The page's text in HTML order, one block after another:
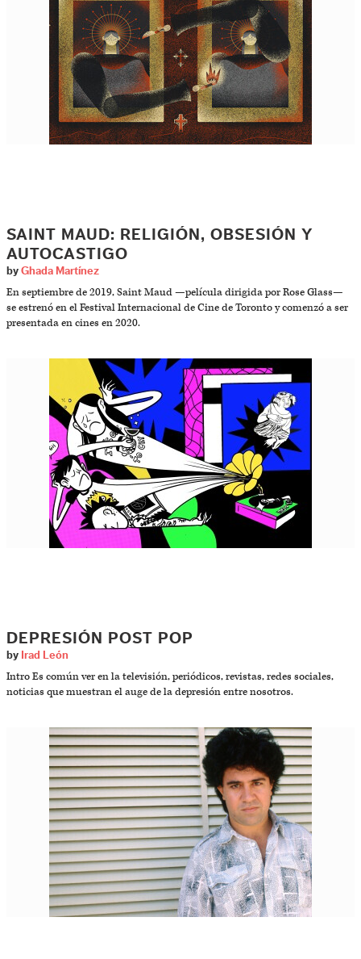
SAINT MAUD: RELIGIÓN, OBSESIÓN Y
AUTOCASTIGO
by Ghada Martínez
En septiembre de 2019, Saint Maud —película dirigida por Rose Glass—
se estrenó en el Festival Internacional de Cine de Toronto y comenzó a ser
presentada en cines en 2020.
DEPRESIÓN POST POP
by Irad León
Intro Es común ver en la televisión, periódicos, revistas, redes sociales,
noticias que muestran el auge de la depresión entre nosotros.